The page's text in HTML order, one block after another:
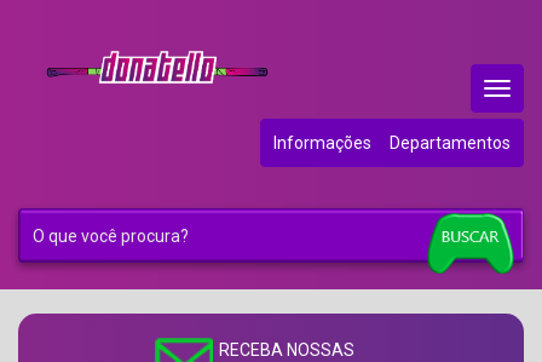
Menu
Departamentos
Informações
RECEBA NOSSAS